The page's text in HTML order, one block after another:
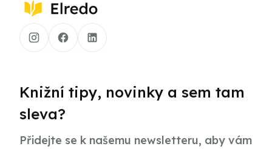
Knižní tipy, novinky a sem tam
sleva?
Přidejte se k našemu newsletteru, aby vám